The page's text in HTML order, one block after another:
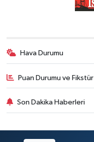
Hava Durumu
Puan Durumu ve Fikstür
Son Dakika Haberleri